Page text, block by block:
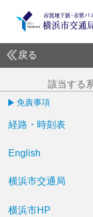
戻る
該当する
免責事項
経路・時刻表
English
横浜市交通局
横浜市HP